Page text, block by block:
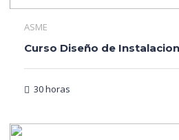
ASME
Curso Diseño de
30 horas